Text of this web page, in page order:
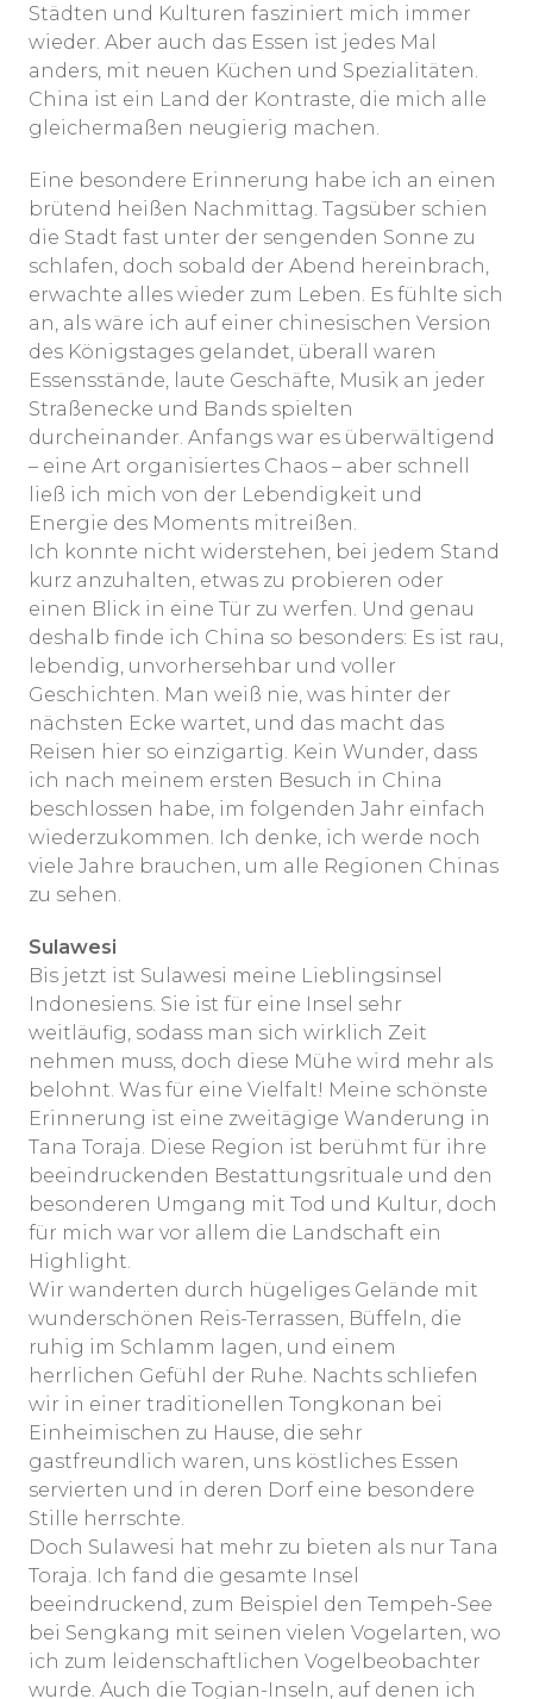
Städten und Kulturen fasziniert mich immer
wieder. Aber auch das Essen ist jedes Mal
anders, mit neuen Küchen und Spezialitäten.
China ist ein Land der Kontraste, die mich alle
gleichermaßen neugierig machen.
Eine besondere Erinnerung habe ich an einen
brütend heißen Nachmittag. Tagsüber schien
die Stadt fast unter der sengenden Sonne zu
schlafen, doch sobald der Abend hereinbrach,
erwachte alles wieder zum Leben. Es fühlte sich
an, als wäre ich auf einer chinesischen Version
des Königstages gelandet, überall waren
Essensstände, laute Geschäfte, Musik an jeder
Straßenecke und Bands spielten
durcheinander. Anfangs war es überwältigend
– eine Art organisiertes Chaos – aber schnell
ließ ich mich von der Lebendigkeit und
Energie des Moments mitreißen.
Ich konnte nicht widerstehen, bei jedem Stand
kurz anzuhalten, etwas zu probieren oder
einen Blick in eine Tür zu werfen. Und genau
deshalb finde ich China so besonders: Es ist rau,
lebendig, unvorhersehbar und voller
Geschichten. Man weiß nie, was hinter der
nächsten Ecke wartet, und das macht das
Reisen hier so einzigartig. Kein Wunder, dass
ich nach meinem ersten Besuch in China
beschlossen habe, im folgenden Jahr einfach
wiederzukommen. Ich denke, ich werde noch
viele Jahre brauchen, um alle Regionen Chinas
zu sehen.
Sulawesi
Bis jetzt ist Sulawesi meine Lieblingsinsel
Indonesiens. Sie ist für eine Insel sehr
weitläufig, sodass man sich wirklich Zeit
nehmen muss, doch diese Mühe wird mehr als
belohnt. Was für eine Vielfalt! Meine schönste
Erinnerung ist eine zweitägige Wanderung in
Tana Toraja. Diese Region ist berühmt für ihre
beeindruckenden Bestattungsrituale und den
besonderen Umgang mit Tod und Kultur, doch
für mich war vor allem die Landschaft ein
Highlight.
Wir wanderten durch hügeliges Gelände mit
wunderschönen Reis-Terrassen, Büffeln, die
ruhig im Schlamm lagen, und einem
herrlichen Gefühl der Ruhe. Nachts schliefen
wir in einer traditionellen Tongkonan bei
Einheimischen zu Hause, die sehr
gastfreundlich waren, uns köstliches Essen
servierten und in deren Dorf eine besondere
Stille herrschte.
Doch Sulawesi hat mehr zu bieten als nur Tana
Toraja. Ich fand die gesamte Insel
beeindruckend, zum Beispiel den Tempeh-See
bei Sengkang mit seinen vielen Vogelarten, wo
ich zum leidenschaftlichen Vogelbeobachter
wurde. Auch die Togian-Inseln, auf denen ich